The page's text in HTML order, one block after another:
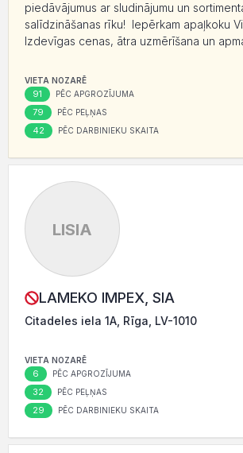
piedāvājumus ar sludinājumu un
salīdzināšanas rīku! Iepērkam apaļkoku
Izdevīgas cenas, ātra uzmērīšana un
VIETA NOZARĒ
91 PĒC APGROZĪJUMA
79 PĒC PEĻŅAS
42 PĒC DARBINIEKU SKAITA
LISIA
LAMEKO IMPEX, SIA
Citadeles iela 1A, Rīga, LV-1010
VIETA NOZARĒ
6 PĒC APGROZĪJUMA
32 PĒC PEĻŅAS
29 PĒC DARBINIEKU SKAITA